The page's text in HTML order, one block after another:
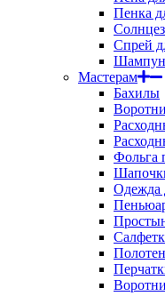
Пенка
Спрей
Мастерам
Бахилы
Фольга
Одежда